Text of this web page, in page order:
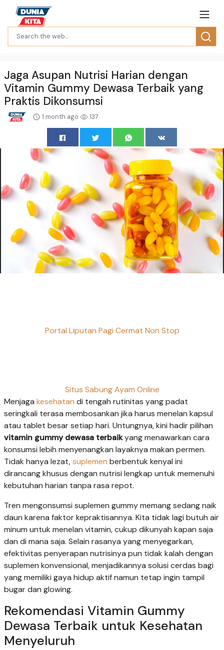
Jaga Asupan Nutrisi Harian dengan
Vitamin Gummy Dewasa Terbaik yang
Praktis Dikonsumsi
1 month ago 137
Portal Liputan Pagi Cermat Non Stop
Situs Sabung Ayam Online
Menjaga kesehatan di tengah rutinitas yang padat
seringkali terasa membosankan jika harus menelan kapsul
atau tablet besar setiap hari. Untungnya, kini hadir pilihan
vitamin gummy dewasa terbaikyang menawarkan cara
konsumsi lebih menyenangkan layaknya makan permen.
Tidak hanya lezat,suplemen berbentuk kenyal ini
dirancang khusus dengan nutrisi lengkap untuk memenuhi
kebutuhan harian tanpa rasa repot.
Tren mengonsumsi suplemen gummy memang sedang naik
daun karena faktor kepraktisannya. Kita tidak lagi butuh air
minum untuk menelan vitamin, cukup dikunyah kapan saja
dan di mana saja. Selain rasanya yang menyegarkan,
efektivitas penyerapan nutrisinya pun tidak kalah dengan
suplemen konvensional, menjadikannya solusi cerdas bagi
yang memiliki gaya hidup aktif namun tetap ingin tampil
bugar dan glowing.
Rekomendasi Vitamin Gummy
Dewasa Terbaik untuk Kesehatan
Menyeluruh